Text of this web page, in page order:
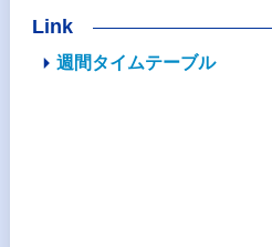
Link
週間タイムテーブル